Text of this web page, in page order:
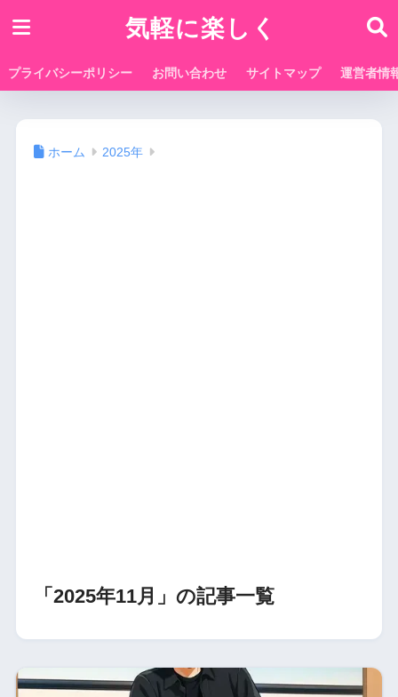
気軽に楽しく
プライバシーポリシー お問い合わせ サイトマップ 運営者情
ホーム 2025年
「2025年11月」の記事一覧